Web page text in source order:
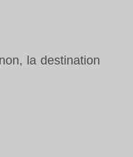
la destination